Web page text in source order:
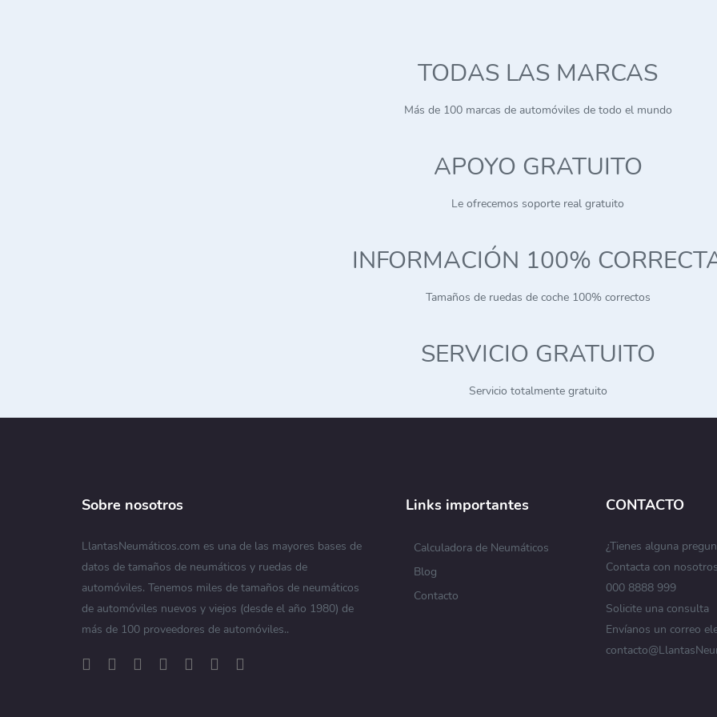
TODAS LAS MARCAS
Más de 100 marcas de automóviles de todo el mundo
APOYO GRATUITO
Le ofrecemos soporte real gratuito
INFORMACIÓN 100%
Tamaños de ruedas de coche 100% correctos
SERVICIO GRATUITO
Servicio totalmente gratuito
Sobre nosotros
LlantasNeumáticos.com es una de las mayores bases de
datos de tamaños de neumáticos y ruedas de
automóviles. Tenemos miles de tamaños de neumáticos
de automóviles nuevos y viejos (desde el año 1980) de
más de 100 proveedores de automóviles..
Links importantes
Calculadora de Neumáticos
Blog
Contacto
CONTACTO
¿Tienes alguna
Contacta con
000 8888 999
Solicite una consulta
Envíanos un correo